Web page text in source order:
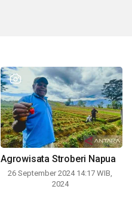
Agrowisata Stroberi Napua
26 September 2024 14:17 WIB,
2024